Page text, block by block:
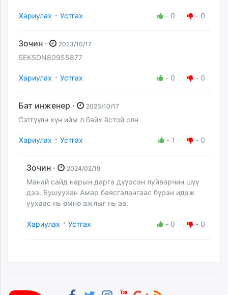
Хариулах · Устгах - 0 - 0
Зочин · 2023/10/17
SEKSDN80955877
Хариулах · Устгах - 0 - 0
Бат инженер · 2023/10/17
Сэтгүүлч хүн ийм л байх ёстой слн
Хариулах · Устгах - 1 - 0
Зочин · 2024/02/19
Манай сайд нарын дарга дүүрсэн луйварчин шүү
дээ. Бушуухан Амар баясгалангаас бүрэн идэж
уухаас нь өмнө ажлыг нь ав.
Хариулах · Устгах - 0 - 0